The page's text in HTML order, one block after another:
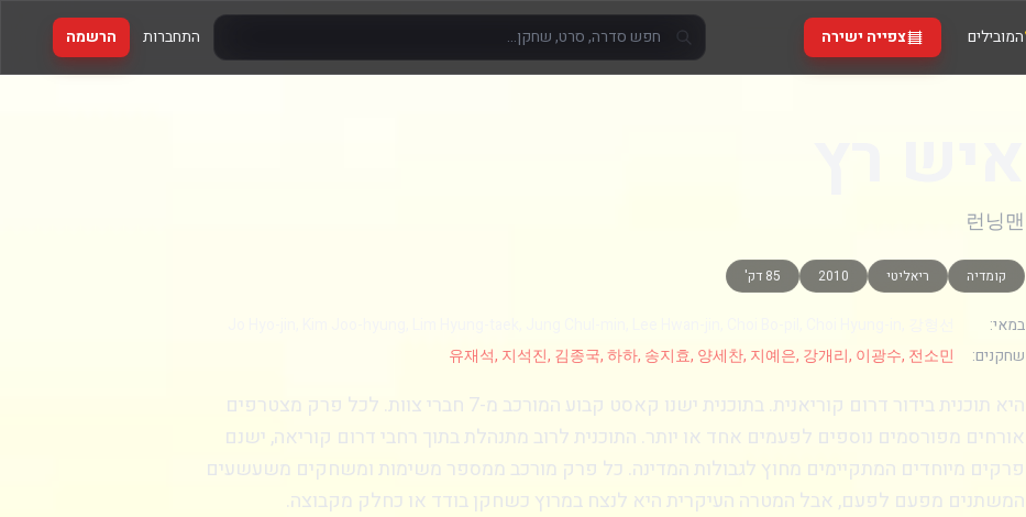
המובילים צפייה ישירה התחברות הרשמה
런닝맨
קומדיה ריאליטי 2010 85 דק'
במאי:
שחקנים:
유재석, 지석진, 김종국, 하하, 송지효, 양세찬, 지예은, 강개리, 이광수, 전소민
היא תוכנית בידור דרום קוריאנית. בתוכנית ישנו קאסט קבוע המורכב מ-7 חברי צוות. לכל פרק מצטרפים
אורחים מפורסמים נוספים לפעמים אחד או יותר. התוכנית לרוב מתנהלת בתוך רחבי דרום קוריאה, ישנם
פרקים מיוחדים המתקיימים מחוץ לגבולות המדינה. כל פרק מורכב ממספר משימות ומשחקים משעשעים
המשתנים מפעם לפעם, אבל המטרה העיקרית היא לנצח במרוץ כשחקן בודד או כחלק מקבוצה.